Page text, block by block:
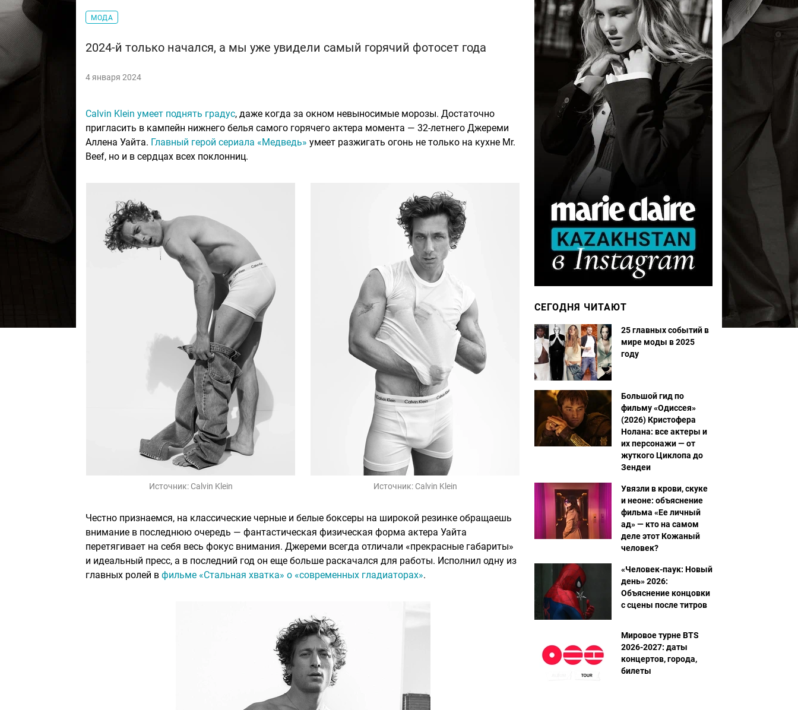
МОДА
2024-й только начался, а мы уже увидели самый горячий фотосет года
4 января 2024
Calvin Klein умеет поднять градус, даже когда за окном невыносимые морозы. Достаточно
пригласить в кампейн нижнего белья самого горячего актера момента — 32-летнего Джереми
Аллена Уайта. Главный герой сериала «Медведь» умеет разжигать огонь не только на кухне Mr.
Beef, но и в сердцах всех поклонниц.
Источник: Calvin Klein Источник: Calvin Klein
Честно признаемся, на классические черные и белые боксеры на широкой резинке обращаешь
внимание в последнюю очередь — фантастическая физическая форма актера Уайта
перетягивает на себя весь фокус внимания. Джереми всегда отличали «прекрасные габариты»
и идеальный пресс, а в последний год он еще больше раскачался для работы. Исполнил одну из
главных ролей в фильме «Стальная хватка» о «современных гладиаторах».
СЕГОДНЯ ЧИТАЮТ
25 главных событий в
мире моды в 2025
году
Большой гид по
фильму «Одиссея»
(2026) Кристофера
Нолана: все актеры и
их персонажи — от
жуткого Циклопа до
Зендеи
Увязли в крови, скуке
и неоне: объяснение
фильма «Ее личный
ад» — кто на самом
деле этот Кожаный
человек?
«Человек-паук: Новый
день» 2026:
Объяснение концовки
с сцены после титров
Мировое турне BTS
2026-2027: даты
концертов, города,
билеты